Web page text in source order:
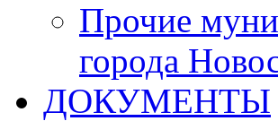
Прочие
города
ДОКУМЕНТЫ